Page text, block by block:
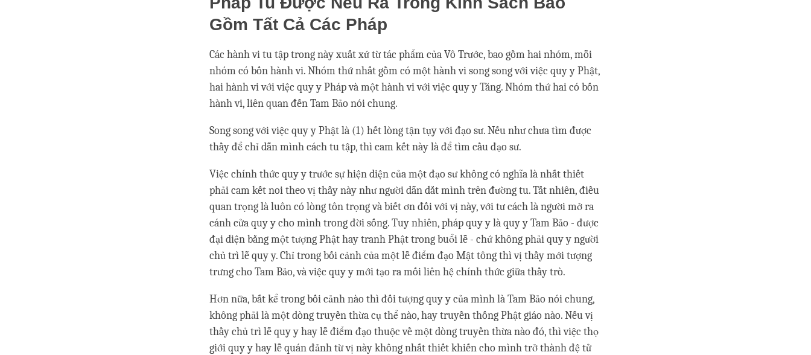
Gồm Tất Cả Các Pháp
Các hành vi tu tập trong này xuất xứ từ tác phẩm của Vô Trước, bao gồm hai nhóm, mỗi
nhóm có bốn hành vi. Nhóm thứ nhất gồm có một hành vi song song với việc quy y Phật,
hai hành vi với việc quy y Pháp và một hành vi với việc quy y Tăng. Nhóm thứ hai có bốn
hành vi, liên quan đến Tam Bảo nói chung.
Song song với việc quy y Phật là (1) hết lòng tận tụy với đạo sư. Nếu như chưa tìm được
thầy để chỉ dẫn mình cách tu tập, thì cam kết này là để tìm cầu đạo sư.
Việc chính thức quy y trước sự hiện diện của một đạo sư không có nghĩa là nhất thiết
phải cam kết noi theo vị thầy này như người dẫn dắt mình trên đường tu. Tất nhiên, điều
quan trọng là luôn có lòng tôn trọng và biết ơn đối với vị này, với tư cách là người mở ra
cánh cửa quy y cho mình trong đời sống. Tuy nhiên, pháp quy y là quy y Tam Bảo - được
đại diện bằng một tượng Phật hay tranh Phật trong buổi lễ - chứ không phải quy y người
chủ trì lễ quy y. Chỉ trong bối cảnh của một lễ điểm đạo Mật tông thì vị thầy mới tượng
trưng cho Tam Bảo, và việc quy y mới tạo ra mối liên hệ chính thức giữa thầy trò.
Hơn nữa, bất kể trong bối cảnh nào thì đối tượng quy y của mình là Tam Bảo nói chung,
không phải là một dòng truyền thừa cụ thể nào, hay truyền thống Phật giáo nào. Nếu vị
thầy chủ trì lễ quy y hay lễ điểm đạo thuộc về một dòng truyền thừa nào đó, thì việc thọ
giới quy y hay lễ quán đảnh từ vị này không nhất thiết khiến cho mình trở thành đệ tử